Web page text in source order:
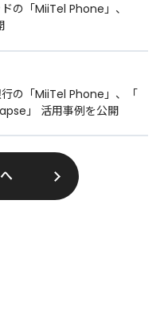
の「MiiTel Phone」、
行の「MiiTel Phone」、「
」 活用事例を公開